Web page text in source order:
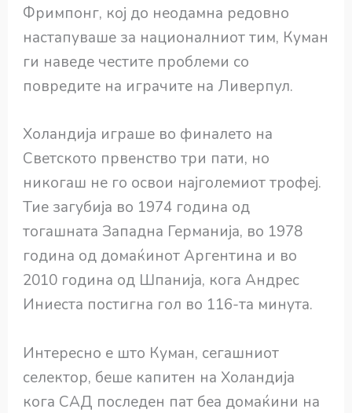
Фримпонг, кој до неодамна редовно
настапуваше за националниот тим, Куман
ги наведе честите проблеми со
повредите на играчите на Ливерпул.
Холандија играше во финалето на
Светското првенство три пати, но
никогаш не го освои најголемиот трофеј.
Тие загубија во 1974 година од
тогашната Западна Германија, во 1978
година од домаќинот Аргентина и во
2010 година од Шпанија, кога Андрес
Иниеста постигна гол во 116-та минута.
Интересно е што Куман, сегашниот
селектор, беше капитен на Холандија
кога САД последен пат беа домаќини на